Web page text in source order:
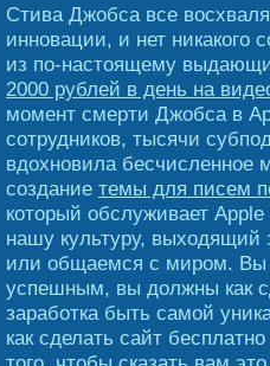
Стива Джобса все
инновации, и нет никакого
из по-настоящему
2000 рублей в день на
момент смерти Джобса в
сотрудников, тысячи
вдохновила бесчисленное
создание темы для писем
который обслуживает
нашу культуру, выходящий
или общаемся с миром. Вы
успешным, вы должны как
заработка быть самой
как сделать сайт